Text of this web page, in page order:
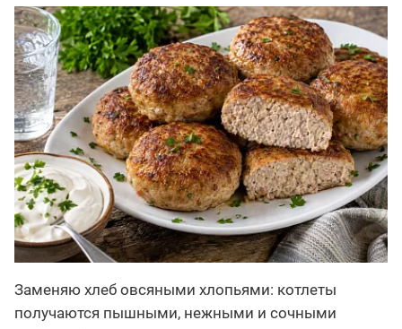
Заменяю хлеб овсяными хлопьями: котлеты
получаются пышными, нежными и сочными